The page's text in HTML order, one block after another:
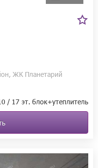
ЖК Планетарий
/ 17 эт. блок+утеплитель